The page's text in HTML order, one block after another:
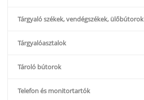
Tárgyaló székek, vendégszékek, ülőbútorok
Tárgyalóasztalok
Tároló bútorok
Telefon és monitortartók